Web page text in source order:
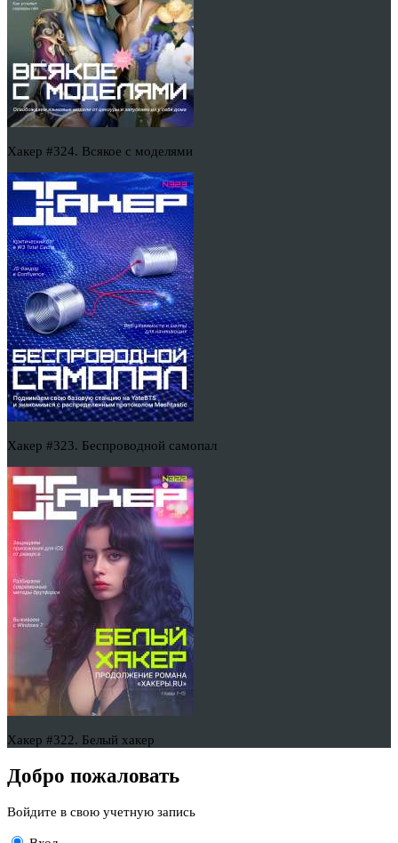
Хакер #324. Всякое с моделями
Хакер #323. Беспроводной самопал
Хакер #322. Белый хакер
Добро пожаловать
Войдите в свою учетную запись